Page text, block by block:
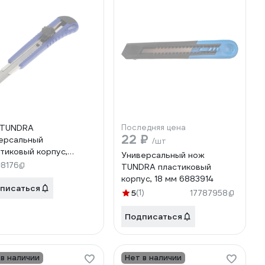
корпус,
направляющая,
Последняя цена
22 ₽ /шт
Универсальный нож
TUNDRA пластиковый
корпус, 18 мм 6883914
5(1) 17787958
Подписаться
наличии Нет в наличии